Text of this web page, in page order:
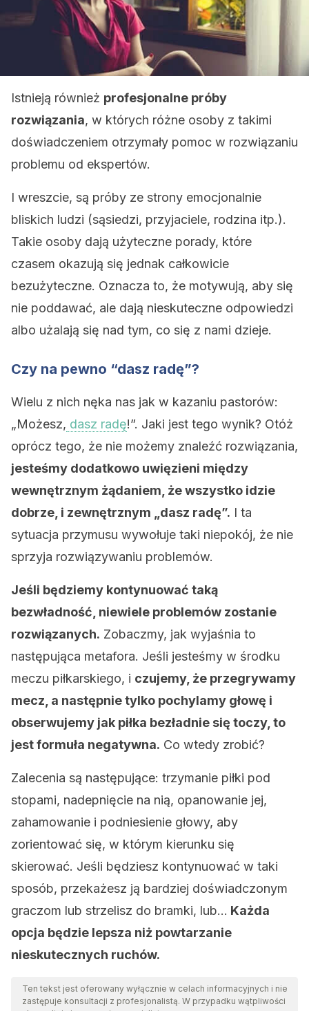
Istnieją również profesjonalne próby
rozwiązania, w których różne osoby z takimi
doświadczeniem otrzymały pomoc w rozwiązaniu
problemu od ekspertów.
I wreszcie, są próby ze strony emocjonalnie
bliskich ludzi (sąsiedzi, przyjaciele, rodzina itp.).
Takie osoby dają użyteczne porady, które
czasem okazują się jednak całkowicie
bezużyteczne. Oznacza to, że motywują, aby się
nie poddawać, ale dają nieskuteczne odpowiedzi
albo użalają się nad tym, co się z nami dzieje.
Czy na pewno “dasz radę”?
Wielu z nich nęka nas jak w kazaniu pastorów:
„Możesz, dasz radę!”. Jaki jest tego wynik? Otóż
oprócz tego, że nie możemy znaleźć rozwiązania,
jesteśmy dodatkowo uwięzieni między
wewnętrznym żądaniem, że wszystko idzie
dobrze, i zewnętrznym „dasz radę”. I ta
sytuacja przymusu wywołuje taki niepokój, że nie
sprzyja rozwiązywaniu problemów.
Jeśli będziemy kontynuować taką
bezwładność, niewiele problemów zostanie
rozwiązanych. Zobaczmy, jak wyjaśnia to
następująca metafora. Jeśli jesteśmy w środku
meczu piłkarskiego, i czujemy, że przegrywamy
mecz, a następnie tylko pochylamy głowę i
obserwujemy jak piłka bezładnie się toczy, to
jest formuła negatywna. Co wtedy zrobić?
Zalecenia są następujące: trzymanie piłki pod
stopami, nadepnięcie na nią, opanowanie jej,
zahamowanie i podniesienie głowy, aby
zorientować się, w którym kierunku się
skierować. Jeśli będziesz kontynuować w taki
sposób, przekażesz ją bardziej doświadczonym
graczom lub strzelisz do bramki, lub… Każda
opcja będzie lepsza niż powtarzanie
nieskutecznych ruchów.
Ten tekst jest oferowany wyłącznie w celach informacyjnych i nie
zastępuje konsultacji z profesjonalistą. W przypadku wątpliwości